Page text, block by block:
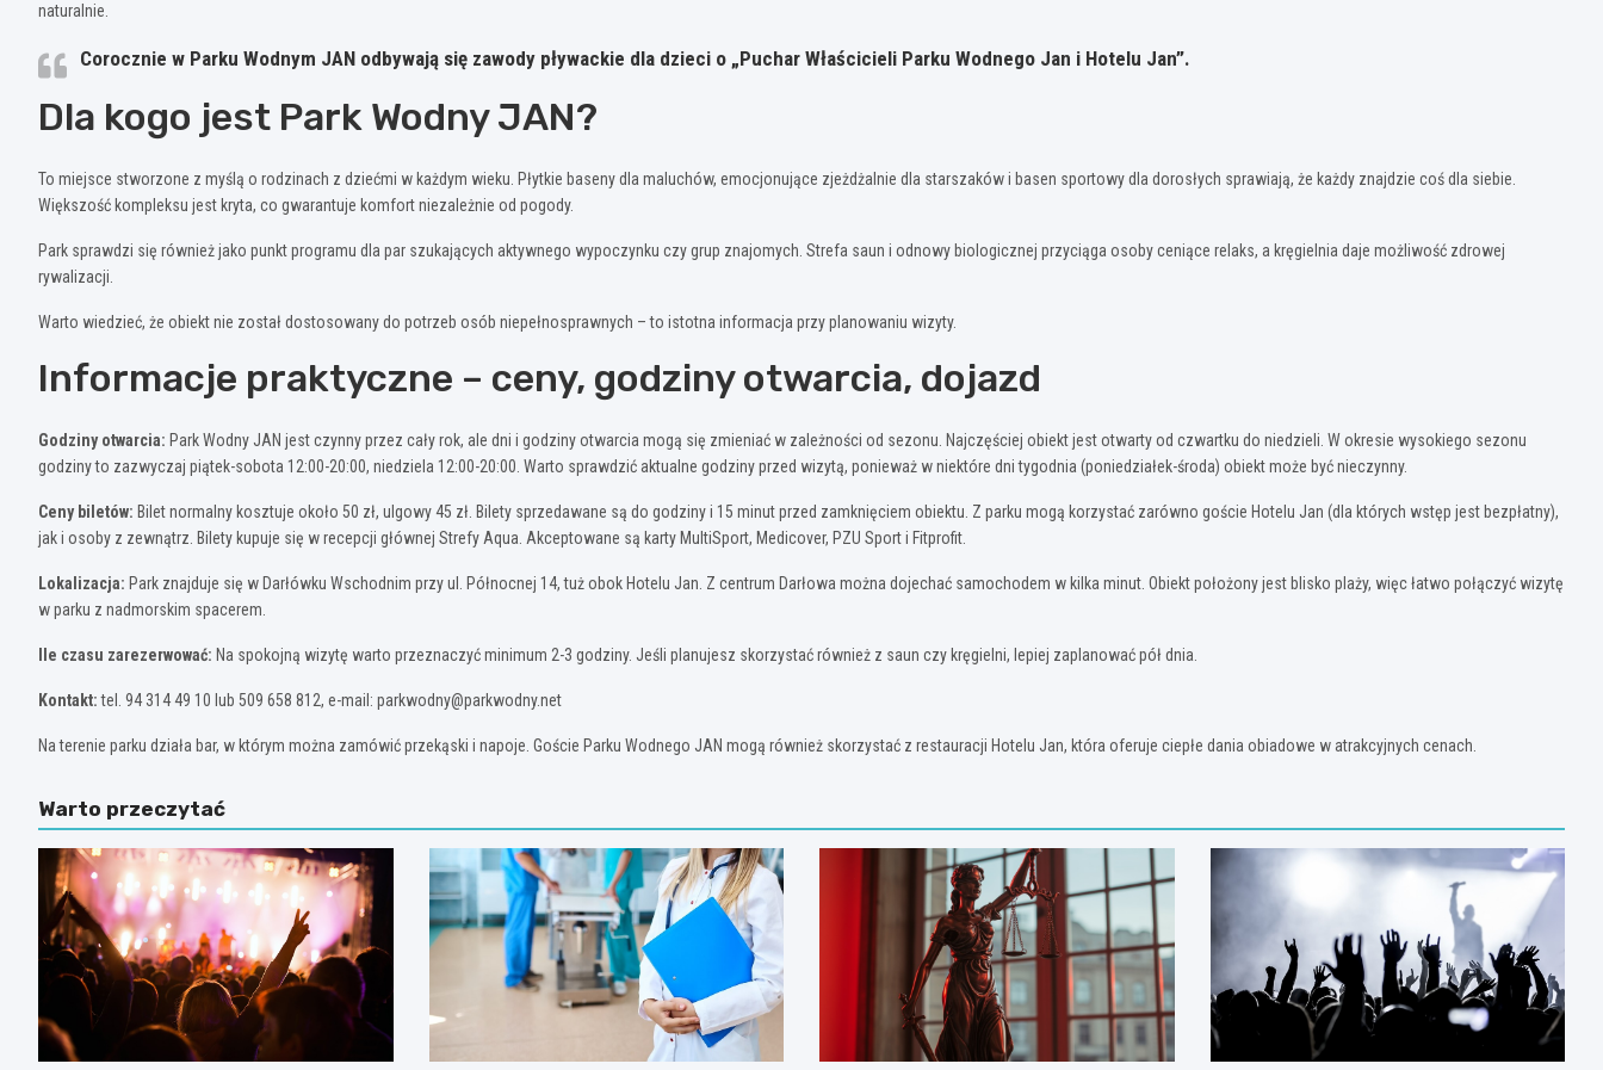
naturalnie.
Corocznie w Parku Wodnym JAN odbywają się zawody pływackie dla dzieci o „Puchar Właścicieli Parku Wodnego Jan i Hotelu Jan”.
Dla kogo jest Park Wodny JAN?
To miejsce stworzone z myślą o rodzinach z dziećmi w każdym wieku. Płytkie baseny dla maluchów, emocjonujące zjeżdżalnie dla starszaków i basen sportowy dla dorosłych sprawiają, że każdy znajdzie coś dla siebie.
Większość kompleksu jest kryta, co gwarantuje komfort niezależnie od pogody.
Park sprawdzi się również jako punkt programu dla par szukających aktywnego wypoczynku czy grup znajomych. Strefa saun i odnowy biologicznej przyciąga osoby ceniące relaks, a kręgielnia daje możliwość zdrowej
rywalizacji.
Warto wiedzieć, że obiekt nie został dostosowany do potrzeb osób niepełnosprawnych – to istotna informacja przy planowaniu wizyty.
Informacje praktyczne – ceny, godziny otwarcia, dojazd
Godziny otwarcia: Park Wodny JAN jest czynny przez cały rok, ale dni i godziny otwarcia mogą się zmieniać w zależności od sezonu. Najczęściej obiekt jest otwarty od czwartku do niedzieli. W okresie wysokiego sezonu
godziny to zazwyczaj piątek-sobota 12:00-20:00, niedziela 12:00-20:00. Warto sprawdzić aktualne godziny przed wizytą, ponieważ w niektóre dni tygodnia (poniedziałek-środa) obiekt może być nieczynny.
Ceny biletów: Bilet normalny kosztuje około 50 zł, ulgowy 45 zł. Bilety sprzedawane są do godziny i 15 minut przed zamknięciem obiektu. Z parku mogą korzystać zarówno goście Hotelu Jan (dla których wstęp jest bezpłatny),
jak i osoby z zewnątrz. Bilety kupuje się w recepcji głównej Strefy Aqua. Akceptowane są karty MultiSport, Medicover, PZU Sport i Fitprofit.
Lokalizacja: Park znajduje się w Darłówku Wschodnim przy ul. Północnej 14, tuż obok Hotelu Jan. Z centrum Darłowa można dojechać samochodem w kilka minut. Obiekt położony jest blisko plaży, więc łatwo połączyć wizytę
w parku z nadmorskim spacerem.
Ile czasu zarezerwować: Na spokojną wizytę warto przeznaczyć minimum 2-3 godziny. Jeśli planujesz skorzystać również z saun czy kręgielni, lepiej zaplanować pół dnia.
Kontakt:tel. 94 314 49 10 lub 509 658 812, e-mail: parkwodny@parkwodny.net
Na terenie parku działa bar, w którym można zamówić przekąski i napoje. Goście Parku Wodnego JAN mogą również skorzystać z restauracji Hotelu Jan, która oferuje ciepłe dania obiadowe w atrakcyjnych cenach.
Warto przeczytać